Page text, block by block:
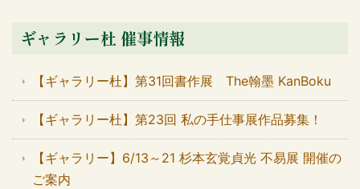
ギャラリー杜 催事情報
【ギャラリー杜】第31回書作展 The翰墨 KanBoku
【ギャラリー杜】第23回 私の手仕事展作品募集！
【ギャラリー】6/13～21 杉本玄覚貞光 不易展 開催の
ご案内